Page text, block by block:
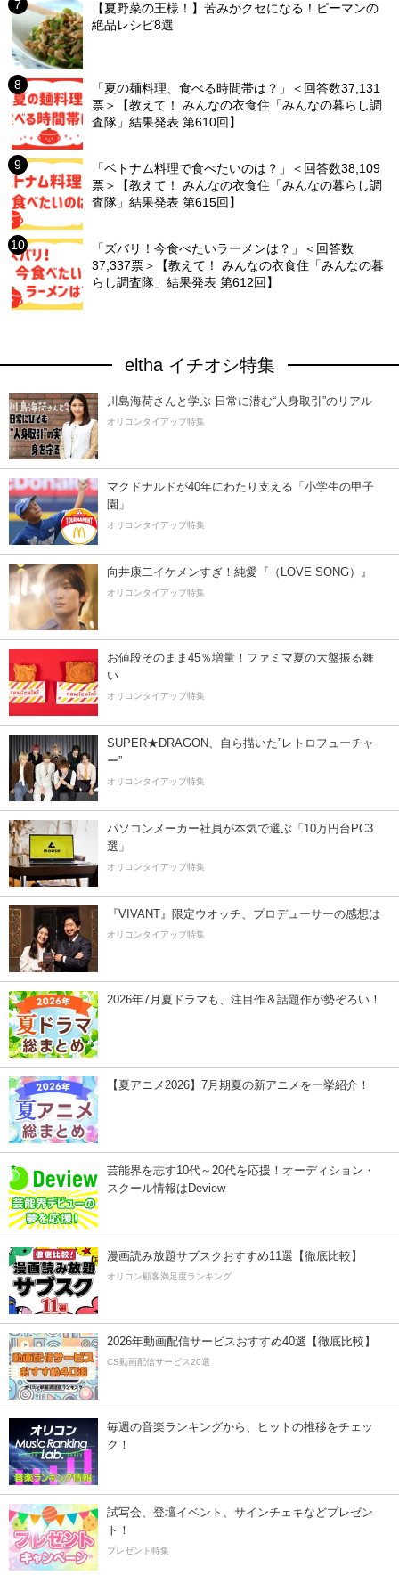
【夏野菜の王様！】苦みがクセになる！ピーマンの
絶品レシピ8選
「夏の麺料理、食べる時間帯は？」＜回答数37,131
票＞【教えて！ みんなの衣食住「みんなの暮らし調
査隊」結果発表 第610回】
「ベトナム料理で食べたいのは？」＜回答数38,109
票＞【教えて！ みんなの衣食住「みんなの暮らし調
査隊」結果発表 第615回】
「ズバリ！今食べたいラーメンは？」＜回答数
37,337票＞【教えて！ みんなの衣食住「みんなの暮
らし調査隊」結果発表 第612回】
eltha イチオシ特集
川島海荷さんと学ぶ 日常に潜む“人身取引”のリアル
オリコンタイアップ特集
マクドナルドが40年にわたり支える「小学生の甲子
園」
オリコンタイアップ特集
向井康二イケメンすぎ！純愛『（LOVE SONG）』
オリコンタイアップ特集
お値段そのまま45％増量！ファミマ夏の大盤振る舞
い
オリコンタイアップ特集
SUPER★DRAGON、自ら描いた”レトロフューチャ
ー”
オリコンタイアップ特集
パソコンメーカー社員が本気で選ぶ「10万円台PC3
選」
オリコンタイアップ特集
『VIVANT』限定ウオッチ、プロデューサーの感想は
オリコンタイアップ特集
2026年7月夏ドラマも、注目作＆話題作が勢ぞろい！
【夏アニメ2026】7月期夏の新アニメを一挙紹介！
芸能界を志す10代～20代を応援！オーディション・
スクール情報はDeview
漫画読み放題サブスクおすすめ11選【徹底比較】
オリコン顧客満足度ランキング
2026年動画配信サービスおすすめ40選【徹底比較】
CS動画配信サービス20選
毎週の音楽ランキングから、ヒットの推移をチェッ
ク！
試写会、登壇イベント、サインチェキなどプレゼン
ト！
プレゼント特集